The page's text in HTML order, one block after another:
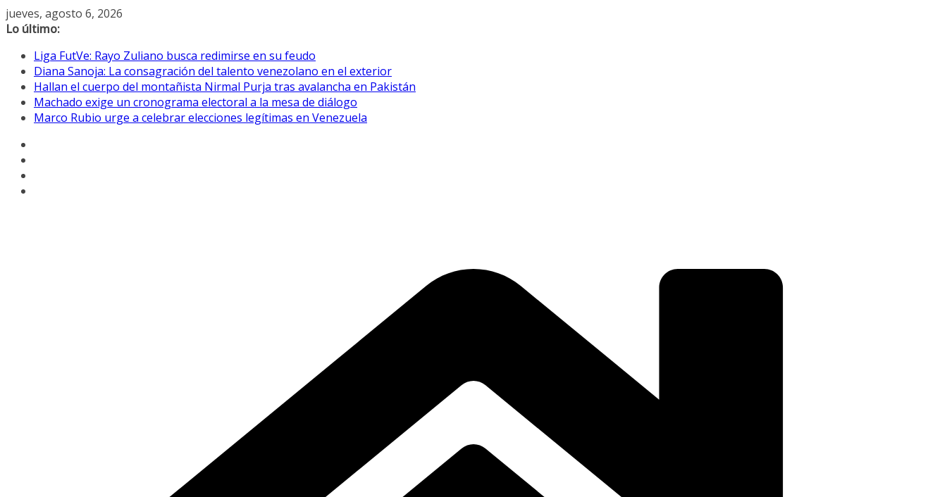
Saltar
al
jueves, agosto 6, 2026
Lo último:
Liga FutVe: Rayo Zuliano busca redimirse en su feudo
Diana Sanoja: La consagración del talento venezolano en el exterior
Hallan el cuerpo del montañista Nirmal Purja tras avalancha en Pakistán
Machado exige un cronograma electoral a la mesa de diálogo
Marco Rubio urge a celebrar elecciones legítimas en Venezuela